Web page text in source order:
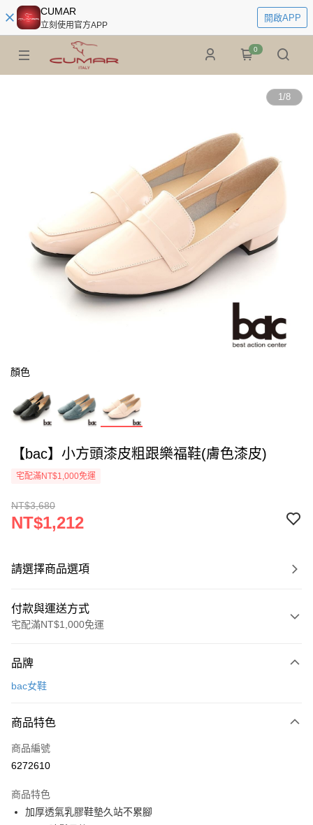
CUMAR
立刻使用官方APP
開啟APP
0
1/8
顏色
【bac】小方頭漆皮粗跟樂福鞋(膚色漆皮)
宅配滿NT$1,000免運
NT$3,680
NT$1,212
請選擇商品選項
付款與運送方式
宅配滿NT$1,000免運
信用卡一次付款
Apple Pay
街口支付
運送方式
品牌
bac女鞋
商品特色
商品編號
6272610
商品特色
加厚透氣乳膠鞋墊久站不累腳